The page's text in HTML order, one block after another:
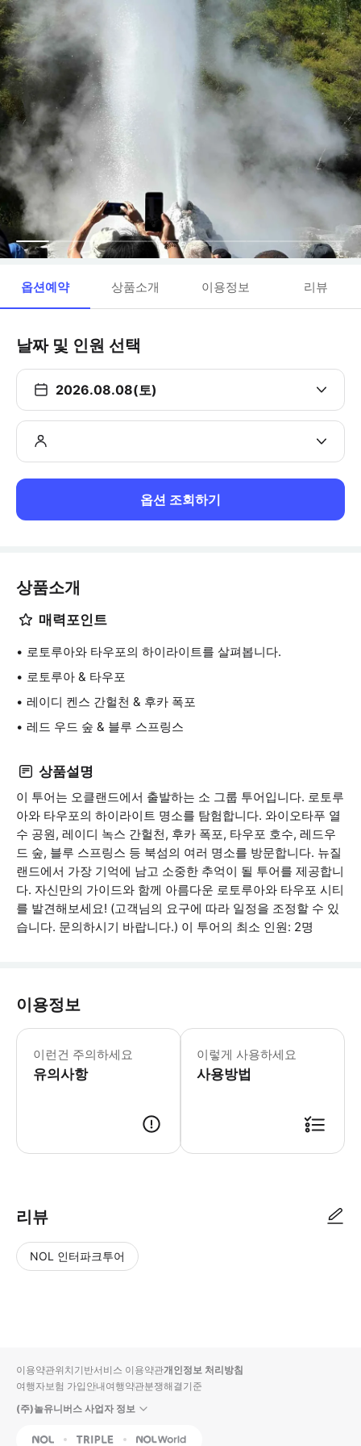
옵션예약 상품소개 이용정보 리뷰
날짜 및 인원 선택
2026.08.08(토)
옵션 조회하기
상품소개
매력포인트
로토루아와 타우포의 하이라이트를 살펴봅니다.
로토루아 & 타우포
레이디 켄스 간헐천 & 후카 폭포
레드 우드 숲 & 블루 스프링스
상품설명
이 투어는 오클랜드에서 출발하는 소 그룹 투어입니다. 로토루
아와 타우포의 하이라이트 명소를 탐험합니다. 와이오타푸 열
수 공원, 레이디 녹스 간헐천, 후카 폭포, 타우포 호수, 레드우
드 숲, 블루 스프링스 등 북섬의 여러 명소를 방문합니다. 뉴질
랜드에서 가장 기억에 남고 소중한 추억이 될 투어를 제공합니
다. 자신만의 가이드와 함께 아름다운 로토루아와 타우포 시티
를 발견해보세요! (고객님의 요구에 따라 일정을 조정할 수 있
습니다. 문의하시기 바랍니다.) 이 투어의 최소 인원: 2명
이용정보
이런건 주의하세요
유의사항
* 소요시간 : 720분 (옵션에 따라 소
이렇게 사용하세요
사용방법
리뷰
NOL 인터파크투어
입니
다.
순
상
이용약관위치기반서비스 이용약관개인정보 처리방침
여행자보험 가입안내여행약관분쟁해결기준
(주)놀유니버스 사업자 정보